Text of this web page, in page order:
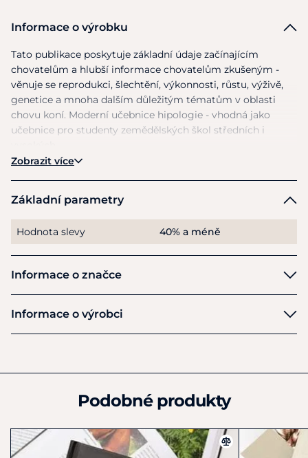
Informace o výrobku
Tato publikace poskytuje základní údaje začínajícím
chovatelům a hlubší informace chovatelům zkušeným -
věnuje se reprodukci, šlechtění, výkonnosti, růstu, výživě,
genetice a mnoha dalším důležitým tématům v oblasti
chovu koní. Moderní učebnice hipologie - vhodná jako
učebnice pro studenty zemědělských škol středních i
Zobrazit více
Základní parametry
Hodnota slevy 40% a méně
Informace o značce
Brázda
Informace o výrobci
Jana Masaryka 2559/56b
724 008 913
marek.keznikl@profipress.cz
Podobné produkty